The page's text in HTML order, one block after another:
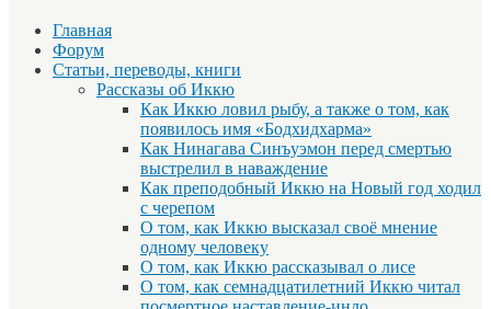
Главная
Форум
Статьи, переводы, книги
Рассказы об Иккю
Как Иккю ловил рыбу, а также о том, как
появилось имя «Бодхидхарма»
Как Нинагава Синъуэмон перед смертью
выстрелил в наваждение
Как преподобный Иккю на Новый год ходил
с черепом
О том, как Иккю высказал своё мнение
одному человеку
О том, как Иккю рассказывал о лисе
О том, как семнадцатилетний Иккю читал